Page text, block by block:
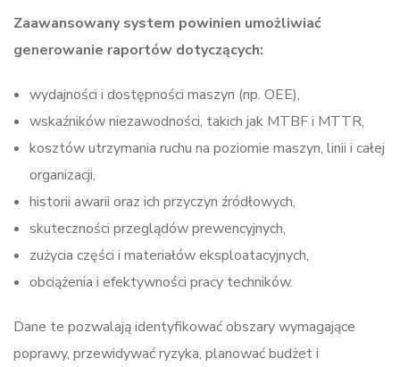
Zaawansowany system powinien umożliwiać
generowanie raportów dotyczących:
wydajności i dostępności maszyn (np. OEE),
wskaźników niezawodności, takich jak MTBF i MTTR,
kosztów utrzymania ruchu na poziomie maszyn, linii i całej
organizacji,
historii awarii oraz ich przyczyn źródłowych,
skuteczności przeglądów prewencyjnych,
zużycia części i materiałów eksploatacyjnych,
obciążenia i efektywności pracy techników.
Dane te pozwalają identyfikować obszary wymagające
poprawy, przewidywać ryzyka, planować budżet i